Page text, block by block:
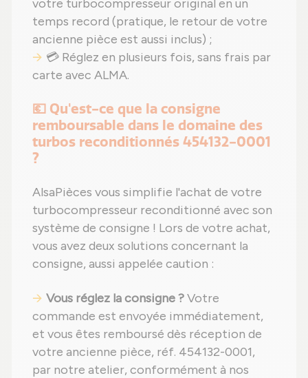
votre turbocompresseur original en un
temps record (pratique, le retour de votre
ancienne pièce est aussi inclus) ;
💳 Réglez en plusieurs fois, sans frais par
carte avec ALMA.
💶 Qu'est-ce que la consigne
remboursable dans le domaine des
turbos reconditionnés 454132-0001
?
AlsaPièces vous simplifie l'achat de votre
turbocompresseur reconditionné avec son
système de consigne ! Lors de votre achat,
vous avez deux solutions concernant la
consigne, aussi appelée caution :
Vous réglez la consigne ?Votre
commande est envoyée immédiatement,
et vous êtes remboursé dès réception de
votre ancienne pièce, réf. 454132-0001,
par notre atelier, conformément à nos